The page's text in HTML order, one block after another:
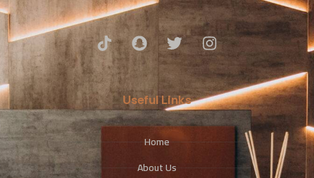
Useful Links
Home
About Us